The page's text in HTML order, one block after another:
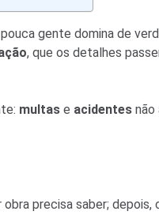
gente domina de
, que os detalhes
multas e acidentes não
precisa saber;